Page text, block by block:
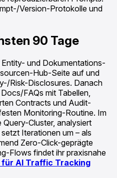
Version-Protokolle und
90 Tage
und Dokumentations-
Hub-Seite auf und
Risk-Disclosures. Danach
FAQs mit Tabellen,
Contracts und Audit-
Monitoring-Routine. Im
Cluster, analysiert
Iterationen um – als
Zero-Click-geprägte
Flows findet ihr praxisnahe
AI Traffic Tracking